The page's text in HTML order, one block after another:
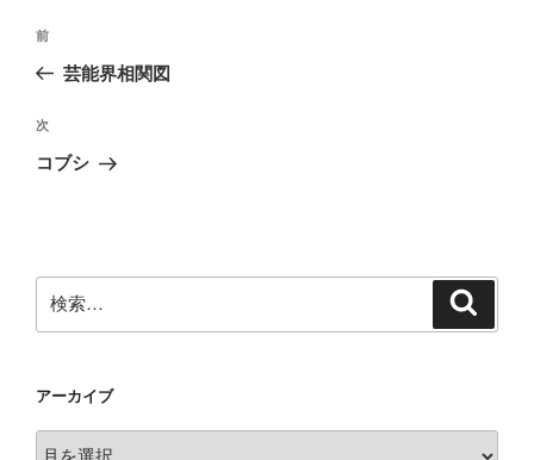
投
ナ
ビ
ゲ
ン
前
の
稿
前
芸能界相関図
次
の
次
コブシ
索:
アーカイブ